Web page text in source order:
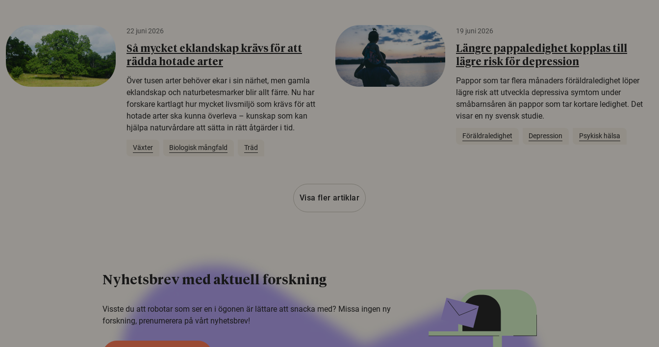
22 juni 2026
Så mycket eklandskap krävs för att
rädda hotade arter
Över tusen arter behöver ekar i sin närhet, men gamla
eklandskap och naturbetesmarker blir allt färre. Nu har
forskare kartlagt hur mycket livsmiljö som krävs för att
hotade arter ska kunna överleva – kunskap som kan
hjälpa naturvårdare att sätta in rätt åtgärder i tid.
Växter Biologisk mångfald Träd
19 juni 2026
Längre pappaledighet kopplas till
lägre risk för depression
Pappor som tar flera månaders föräldraledighet löper
lägre risk att utveckla depressiva symtom under
småbarnsåren än pappor som tar kortare ledighet. Det
visar en ny svensk studie.
Föräldraledighet Depression Psykisk hälsa
Visa fler artiklar
Nyhetsbrev med aktuell forskning
Visste du att robotar som ser en i ögonen är lättare att snacka med? Missa ingen ny
forskning, prenumerera på vårt nyhetsbrev!